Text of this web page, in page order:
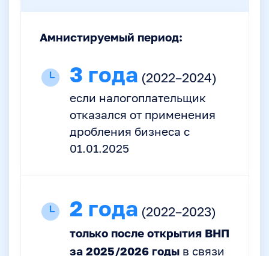
Амнистируемый период:
3 года (2022–2024)
если налогоплательщик
отказался от применения
дробления бизнеса с
01.01.2025
2 года (2022–2023)
только после открытия ВНП
за 2025/2026 годы в связи